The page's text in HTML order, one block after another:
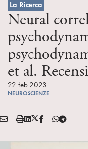
La Ricerca
Neural
et al.
22 feb 2023
NEUROSCIENZE
Condividi:
E
A
S
a
L
n
X
T
F
T
l